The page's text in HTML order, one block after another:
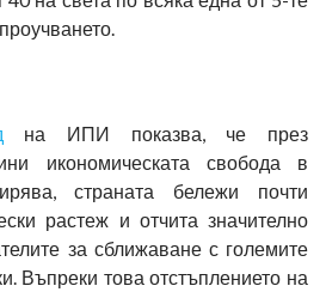
на ИПИ показва, че през
икономическата свобода в
страната бележи почти
растеж и отчита значително
за сближаване с големите
Въпреки това отстъплението на